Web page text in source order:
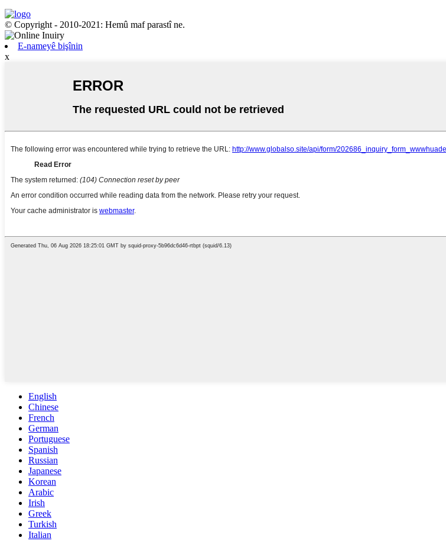
© Copyright - 2010-2021: Hemû maf parastî ne.
E-nameyê bişînin
x
English
Chinese
French
German
Portuguese
Spanish
Russian
Japanese
Korean
Arabic
Irish
Greek
Turkish
Italian